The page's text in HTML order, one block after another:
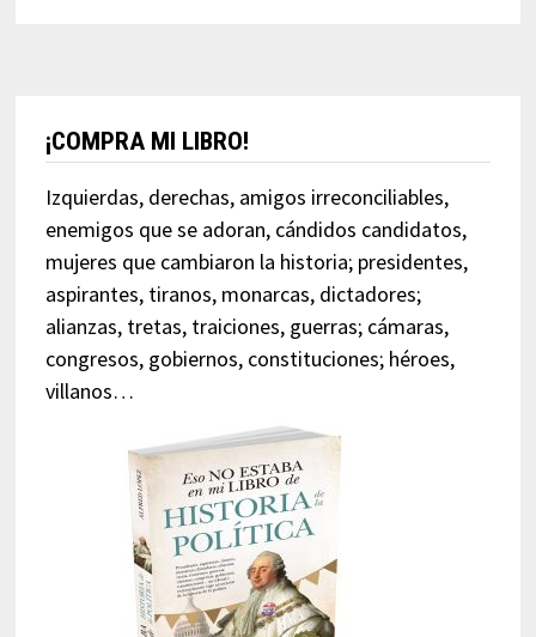
¡COMPRA MI LIBRO!
Izquierdas, derechas, amigos irreconciliables,
enemigos que se adoran, cándidos candidatos,
mujeres que cambiaron la historia; presidentes,
aspirantes, tiranos, monarcas, dictadores;
alianzas, tretas, traiciones, guerras; cámaras,
congresos, gobiernos, constituciones; héroes,
villanos…